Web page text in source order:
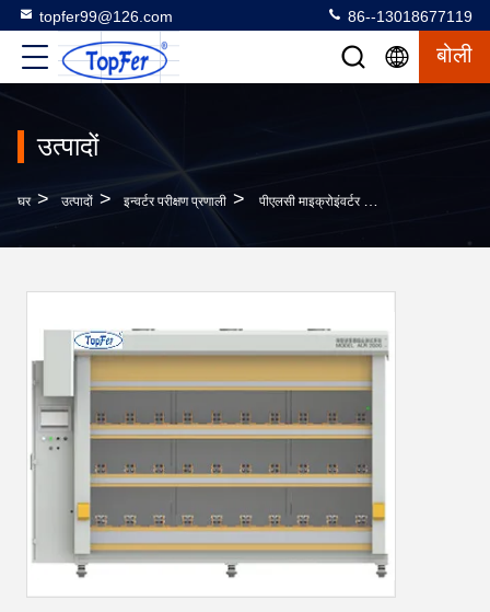
topfer99@126.com 86--13018677119
बोली
उत्पादों
घर > उत्पादों > इन्वर्टर परीक्षण प्रणाली > पीएलसी माइक्रोइंवर्टर ऑटो परीक्षण उपकरण लाइन के अंत प्रणाली